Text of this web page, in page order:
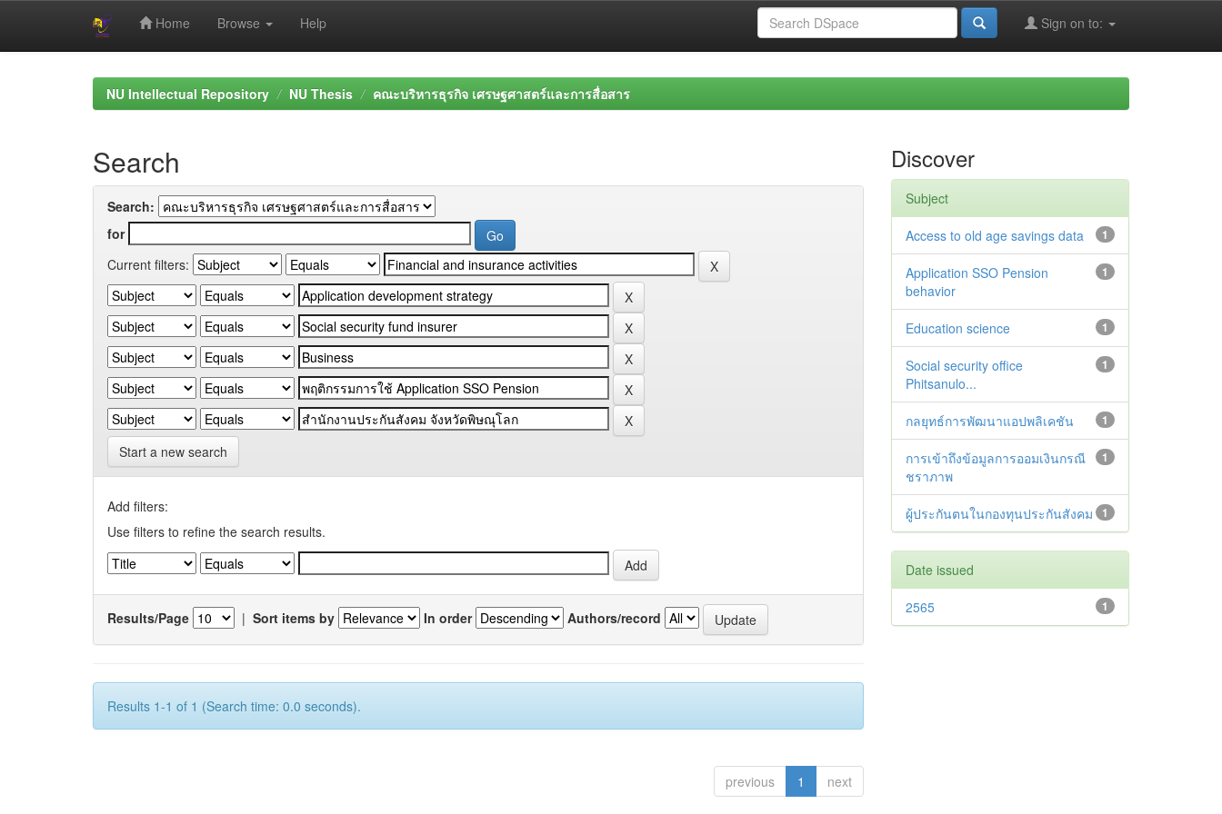
Home Browse Help Sign on to:
NU Intellectual Repository NU Thesis คณะบริหารธุรกิจ เศรษฐศาสตร์และการสื่อสาร
Search
Search:
for
Current filters:
Start a new search
Add filters:
Use filters to refine the search results.
Results/Page | Sort items by In order Authors/record
Results 1-1 of 1 (Search time: 0.0 seconds).
previous 1 next
Discover
Subject
1
Access to old age savings data
1
Application SSO Pension
behavior
1
Education science
1
Social security office
Phitsanulo...
1
กลยุทธ์การพัฒนาแอปพลิเคชัน
1
การเข้าถึงข้อมูลการออมเงินกรณี
ชราภาพ
1
ผู้ประกันตนในกองทุนประกันสังคม
Date issued
1
2565